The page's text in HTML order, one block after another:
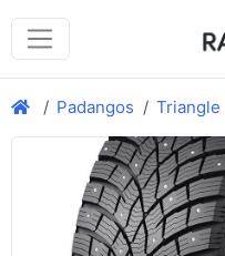
Padangos Triangle